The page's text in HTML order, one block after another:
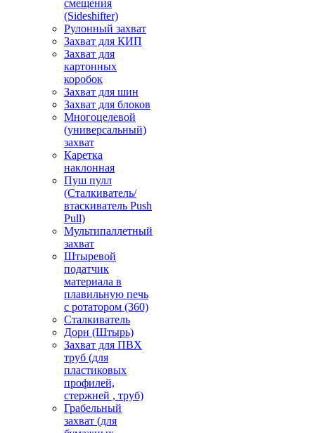
смещения
(Sideshifter)
Рулонный захват
Захват для КИП
Захват для
картонных
коробок
Захват для шин
Захват для блоков
Многоцелевой
(универсальный)
захват
Каретка
наклонная
Пуш пулл
(Сталкиватель/
втаскиватель Push
Pull)
Мультипаллетный
захват
Штыревой
податчик
материала в
плавильную печь
с ротатором (360)
Сталкиватель
Дорн (Штырь)
Захват для ПВХ
труб (для
пластиковых
профилей,
стержней , труб)
Грабельный
захват (для